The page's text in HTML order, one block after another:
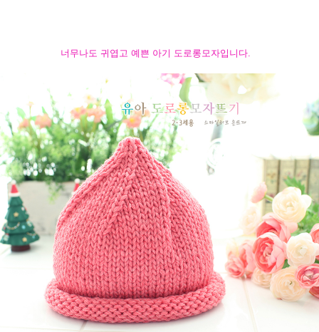
너무나도 귀엽고 예쁜 아기 도로롱모자입니다.